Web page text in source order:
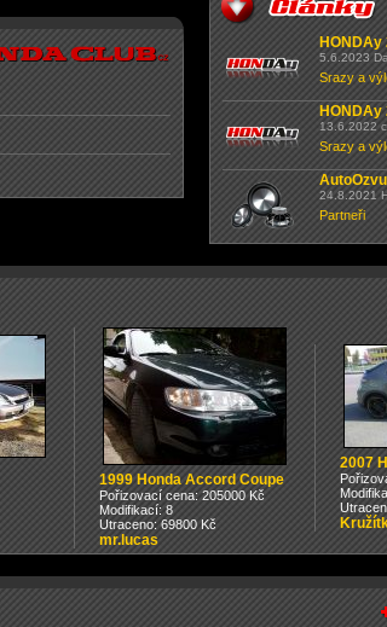
HONDAy
5.6.2023
Srazy a
HONDAy
13.6.2022
Srazy a
24.8.2021
Partneři
1999 Honda Accord Coupe
Pořizovací cena: 205000 Kč
Modifikací: 8
Utraceno: 69800 Kč
mr.lucas
2007